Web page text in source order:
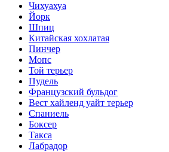
Чихуахуа
Йорк
Шпиц
Китайская хохлатая
Пинчер
Мопс
Той терьер
Пудель
Французский бульдог
Вест хайленд уайт терьер
Спаниель
Боксер
Такса
Лабрадор